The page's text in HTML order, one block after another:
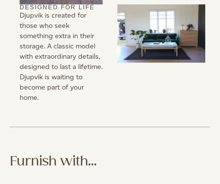
DESIGNED FOR LIFE
Djupvik is created for
those who seek
something extra in their
storage. A classic model
with extraordinary details,
designed to last a lifetime.
Djupvik is waiting to
become part of your
home.
Furnish with...